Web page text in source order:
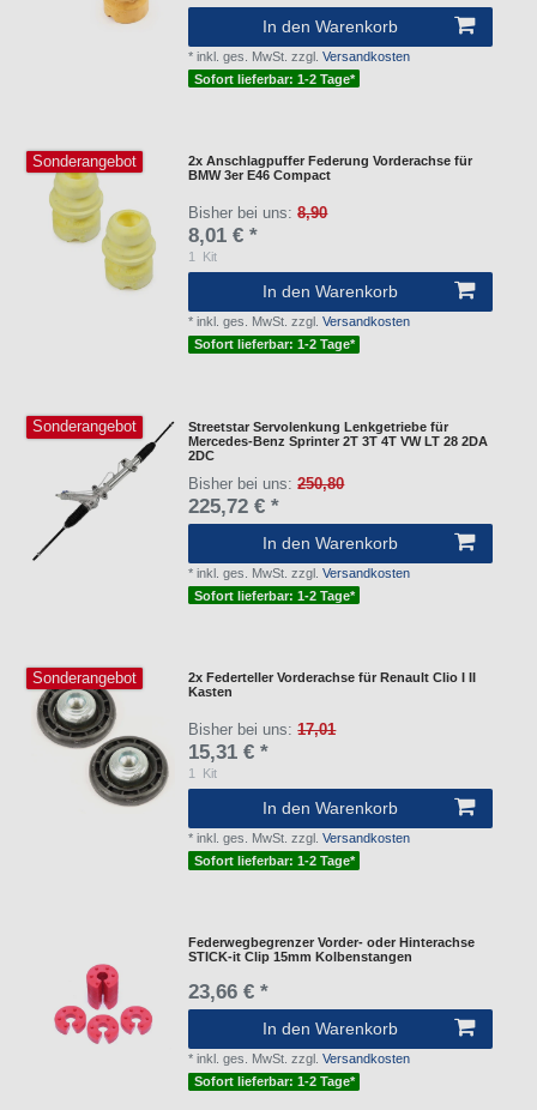
In den Warenkorb
*inkl. ges. MwSt. zzgl.Versandkosten
Sofort lieferbar: 1-2 Tage*
Sonderangebot
2x Anschlagpuffer Federung Vorderachse für
BMW 3er E46 Compact
Bisher bei uns:8,90
8,01 € *
1 Kit
In den Warenkorb
*inkl. ges. MwSt. zzgl.Versandkosten
Sofort lieferbar: 1-2 Tage*
Sonderangebot
Streetstar Servolenkung Lenkgetriebe für
Mercedes-Benz Sprinter 2T 3T 4T VW LT 28 2DA
2DC
Bisher bei uns:250,80
225,72 € *
In den Warenkorb
*inkl. ges. MwSt. zzgl.Versandkosten
Sofort lieferbar: 1-2 Tage*
Sonderangebot
2x Federteller Vorderachse für Renault Clio I II
Kasten
Bisher bei uns:17,01
15,31 € *
1 Kit
In den Warenkorb
*inkl. ges. MwSt. zzgl.Versandkosten
Sofort lieferbar: 1-2 Tage*
Federwegbegrenzer Vorder- oder Hinterachse
STICK-it Clip 15mm Kolbenstangen
23,66 € *
In den Warenkorb
*inkl. ges. MwSt. zzgl.Versandkosten
Sofort lieferbar: 1-2 Tage*